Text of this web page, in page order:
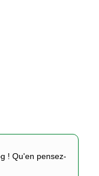
! Qu'en pensez-